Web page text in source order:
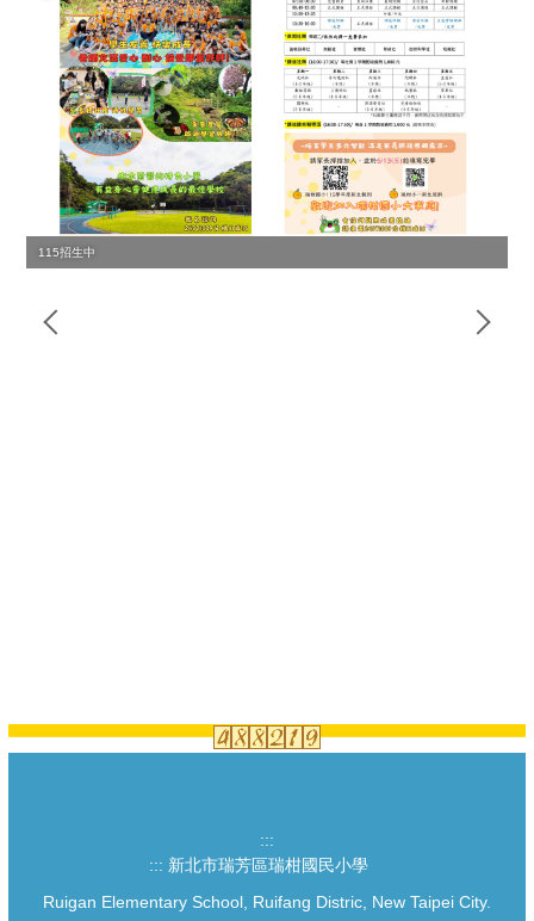
115招生中
:::
::: 新北市瑞芳區瑞柑國民小學
Ruigan Elementary School, Ruifang Distric, New Taipei City.